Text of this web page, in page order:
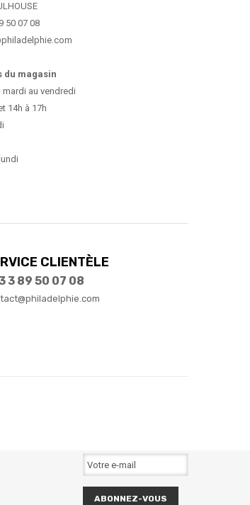
50 07 08
du magasin
mardi au vendredi
14h à 17h
CLIENTÈLE
3 89 50 07 08
ABONNEZ-VOUS